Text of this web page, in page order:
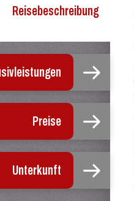
Reisebeschreibung
Preise
Unterkunft